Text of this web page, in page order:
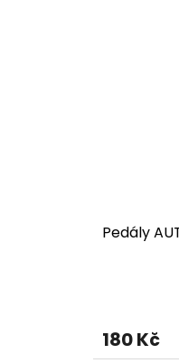
Pedály
180 Kč